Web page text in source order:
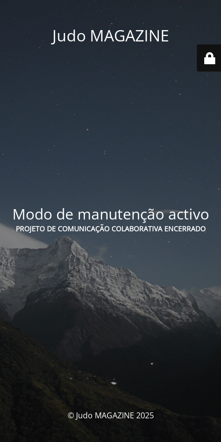
Judo MAGAZINE
Modo de manutenção activo
PROJETO DE COMUNICAÇÃO COLABORATIVA ENCERRADO
© Judo MAGAZINE 2025